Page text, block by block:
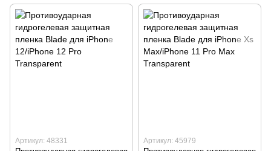
Артикул: 48331 Артикул: 45979